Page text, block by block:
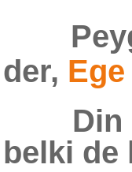
der,
Din
belki de